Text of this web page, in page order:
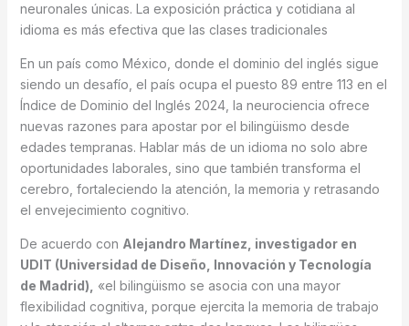
neuronales únicas. La exposición práctica y cotidiana al
idioma es más efectiva que las clases tradicionales
En un país como México, donde el dominio del inglés sigue
siendo un desafío, el país ocupa el puesto 89 entre 113 en el
Índice de Dominio del Inglés 2024, la neurociencia ofrece
nuevas razones para apostar por el bilingüismo desde
edades tempranas. Hablar más de un idioma no solo abre
oportunidades laborales, sino que también transforma el
cerebro, fortaleciendo la atención, la memoria y retrasando
el envejecimiento cognitivo.
De acuerdo con Alejandro Martínez, investigador en
UDIT (Universidad de Diseño, Innovación y Tecnología
de Madrid),
«el bilingüismo se asocia con una mayor
flexibilidad cognitiva, porque ejercita la memoria de trabajo